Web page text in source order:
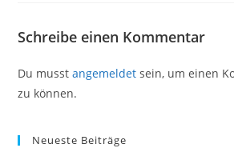
Schreibe einen Kommentar
Du musstangemeldet sein, um einen
zu können.
Neueste Beiträge